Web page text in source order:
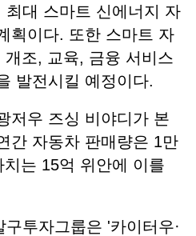
대 스마트 신에너지 자
획이다. 또한 스마트 자
개조, 교육, 금융 서비스
발전시킬 예정이다.
저우 즈싱 비야디가 본
간 자동차 판매량은 1만
는 15억 위안에 이를
투자그룹은 '카이터우·